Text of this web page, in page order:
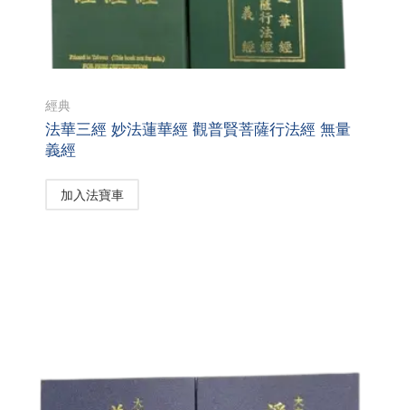
經典
法華三經 妙法蓮華經 觀普賢菩薩行法經 無量
義經
加入法寶車